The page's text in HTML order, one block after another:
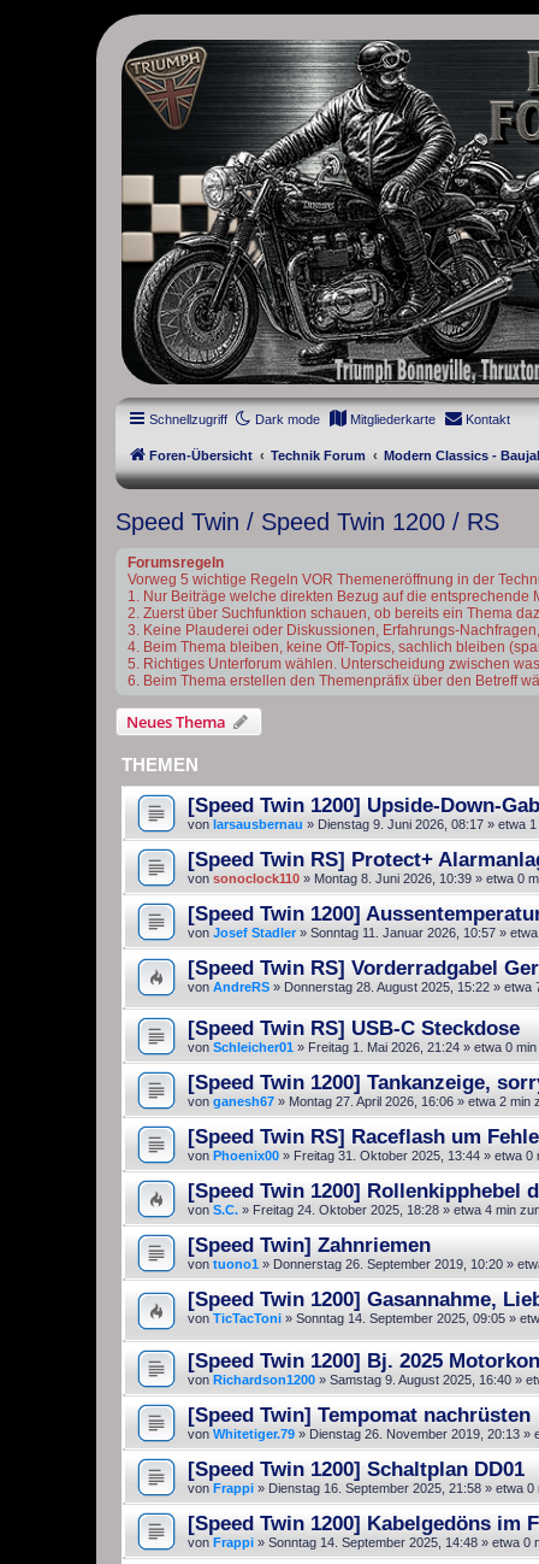
thruxton-forum.de
DAS FORUM! Alles rund um die Triumph Modern Classic
Street Cup, America und Speedmaster.
Schnellzugriff Dark mode Mitgliederkarte Kontakt
Foren-Übersicht Technik Forum Modern Classics -
Speed Twin / Speed Twin 1200 / RS
Forumsregeln
Vorweg 5 wichtige Regeln VOR Themeneröffnung in der
1. Nur Beiträge welche direkten Bezug auf die entsprechende
2. Zuerst über Suchfunktion schauen, ob bereits ein Thema
3. Keine Plauderei oder Diskussionen, Erfahrungs-
4. Beim Thema bleiben, keine Off-Topics, sachlich bleiben
5. Richtiges Unterforum wählen. Unterscheidung zwischen
6. Beim Thema erstellen den Themenpräfix über den Betreff
Neues Thema
THEMEN
[Speed Twin 1200] Upside-Down-
von larsausbernau » Dienstag 9. Juni 2026, 08:17 » etwa
[Speed Twin RS] Protect+
von sonoclock110 » Montag 8. Juni 2026, 10:39 » etwa 0
[Speed Twin 1200]
von Josef Stadler» Sonntag 11. Januar 2026, 10:57 »
[Speed Twin RS] Vorderradgabel
von AndreRS » Donnerstag 28. August 2025, 15:22 » etwa
[Speed Twin RS] USB-C Steckdose
von Schleicher01 » Freitag 1. Mai 2026, 21:24 » etwa 0
[Speed Twin 1200] Tankanzeige,
von ganesh67 » Montag 27. April 2026, 16:06 » etwa 2 min
[Speed Twin RS] Raceflash um
von Phoenix00 » Freitag 31. Oktober 2025, 13:44 » etwa 0
[Speed Twin 1200] Rollenkipphebel
von S.C. » Freitag 24. Oktober 2025, 18:28 » etwa 4 min
[Speed Twin] Zahnriemen
von tuono1 » Donnerstag 26. September 2019, 10:20 »
[Speed Twin 1200] Gasannahme,
von TicTacToni » Sonntag 14. September 2025, 09:05 »
[Speed Twin 1200] Bj. 2025
von Richardson1200 » Samstag 9. August 2025, 16:40 »
[Speed Twin] Tempomat nachrüsten
von Whitetiger.79 » Dienstag 26. November 2019, 20:13 »
[Speed Twin 1200] Schaltplan DD01
von Frappi » Dienstag 16. September 2025, 21:58 » etwa 0
[Speed Twin 1200] Kabelgedöns im
von Frappi » Sonntag 14. September 2025, 14:48 » etwa 0